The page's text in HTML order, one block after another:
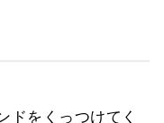
ドをくっつけてく